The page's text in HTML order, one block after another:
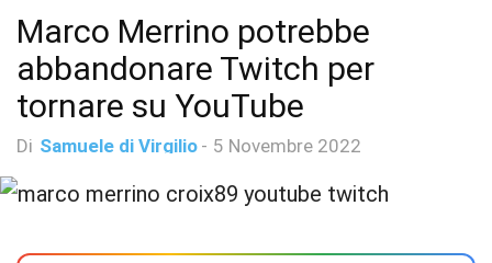
Marco Merrino potrebbe
abbandonare Twitch per
tornare su YouTube
Di Samuele di Virgilio - 5 Novembre 2022